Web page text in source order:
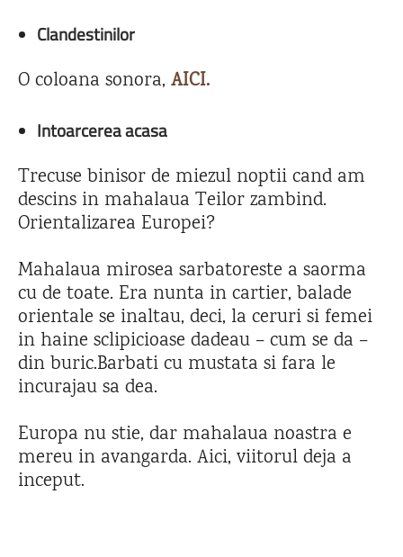
Clandestinilor
O coloana sonora, AICI.
Intoarcerea acasa
Trecuse binisor de miezul noptii cand am
descins in mahalaua Teilor zambind.
Orientalizarea Europei?
Mahalaua mirosea sarbatoreste a saorma
cu de toate. Era nunta in cartier, balade
orientale se inaltau, deci, la ceruri si femei
in haine sclipicioase dadeau – cum se da –
din buric.Barbati cu mustata si fara le
incurajau sa dea.
Europa nu stie, dar mahalaua noastra e
mereu in avangarda. Aici, viitorul deja a
inceput.